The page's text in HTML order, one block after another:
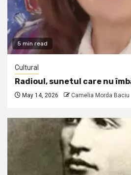
5 min read
Cultural
Radioul, sunetul care nu
May 14, 2026 Camelia Morda Baciu